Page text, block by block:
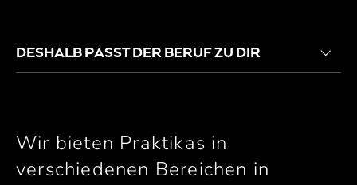
DESHALB PASST DER BERUF ZU DIR
Wir bieten Praktikas in
verschiedenen Bereichen in